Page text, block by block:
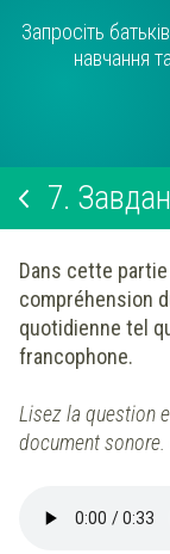
Запросіть
навчання
7.
Dans cette
compréhension
quotidienne tel
francophone.
Lisez la question
document